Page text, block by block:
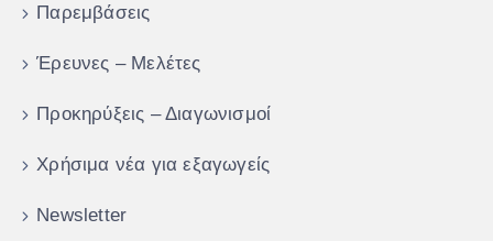
Παρεμβάσεις
Έρευνες – Μελέτες
Προκηρύξεις – Διαγωνισμοί
Χρήσιμα νέα για εξαγωγείς
Newsletter